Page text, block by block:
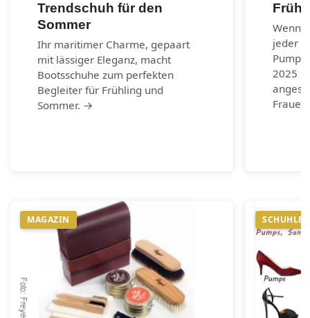
Trendschuh für den
Sommer
Ihr maritimer Charme, gepaart
mit lässiger Eleganz, macht
Bootsschuhe zum perfekten
Begleiter für Frühling und
Sommer. →
Wenn
jeder
2025
MAGAZIN